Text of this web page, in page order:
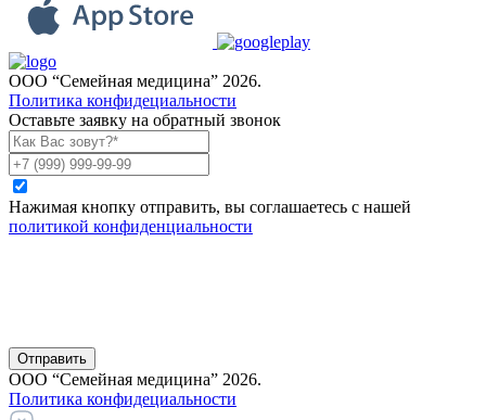
ООО “Семейная медицина” 2026.
Политика конфидециальности
Оставьте заявку на обратный звонок
Нажимая кнопку отправить, вы соглашаетесь с нашей
политикой конфиденциальности
Отправить
ООО “Семейная медицина” 2026.
Политика конфидециальности